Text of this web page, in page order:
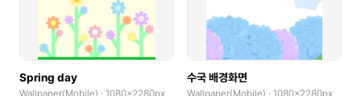
Spring day 수국 배경화면